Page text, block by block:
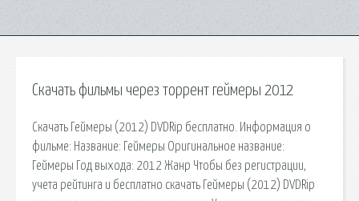
Скачать фильмы через торрент геймеры 2012
Скачать Геймеры (2012) DVDRip бесплатно. Информация о
фильме: Название: Геймеры Оригинальное название:
Геймеры Год выхода: 2012 Жанр Чтобы без регистрации,
учета рейтинга и бесплатно скачать Геймеры (2012) DVDRip